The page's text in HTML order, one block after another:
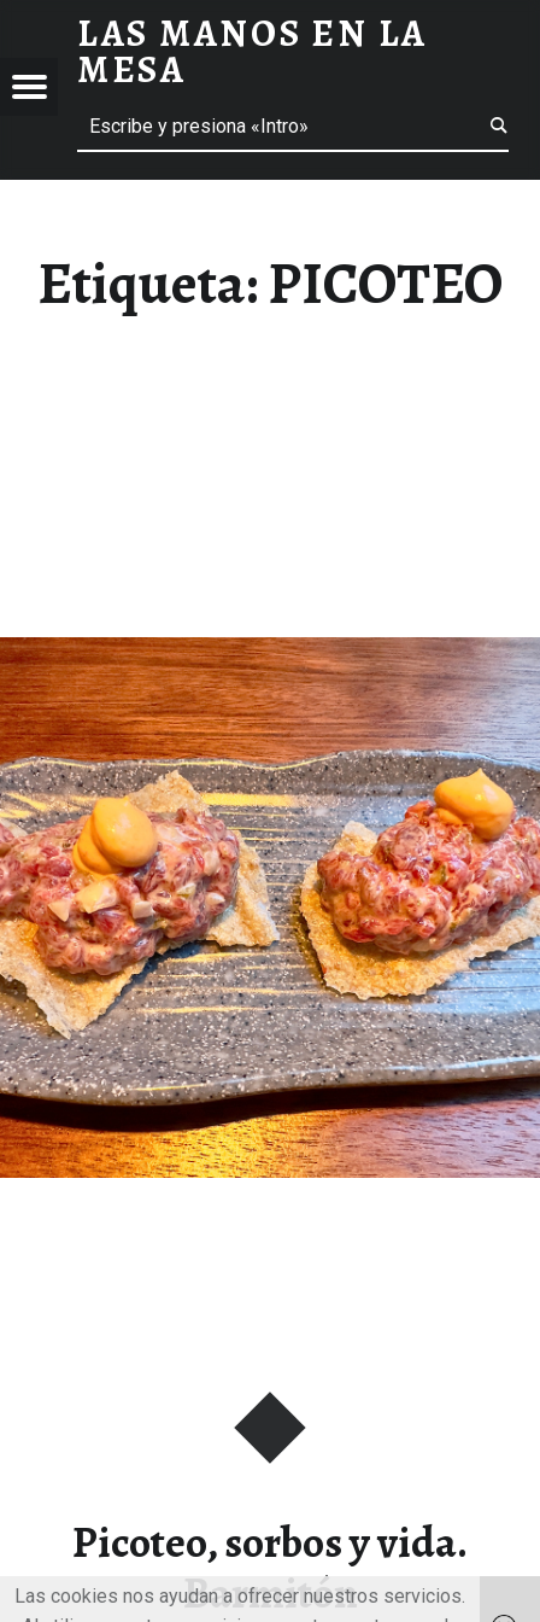
PICOTEO ARCHIVOS - LAS MANOS EN LA MESA
LAS MANOS EN LA
MESA
Menú Buscar
Etiqueta:PICOTEO
Picoteo, sorbos y vida.
Barmitón
Las cookies nos ayudan a ofrecer nuestros servicios.